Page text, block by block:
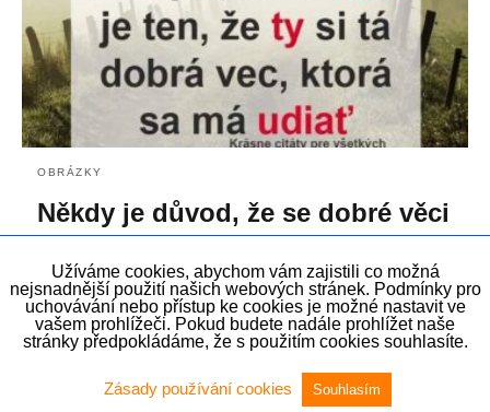
OBRÁZKY
Někdy je důvod, že se dobré věci
23.9.2019
Užíváme cookies, abychom vám zajistili co možná
nejsnadnější použití našich webových stránek. Podmínky pro
uchovávání nebo přístup ke cookies je možné nastavit ve
vašem prohlížeči. Pokud budete nadále prohlížet naše
stránky předpokládáme, že s použitím cookies souhlasíte.
Zásady používání cookies Souhlasím